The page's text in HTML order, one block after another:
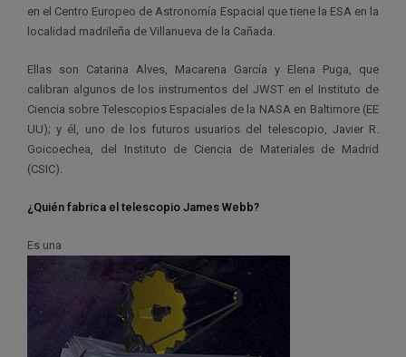
en el Centro Europeo de Astronomía Espacial que tiene la ESA en la
localidad madrileña de Villanueva de la Cañada.
Ellas son Catarina Alves, Macarena García y Elena Puga, que
calibran algunos de los instrumentos del JWST en el Instituto de
Ciencia sobre Telescopios Espaciales de la NASA en Baltimore (EE
UU); y él, uno de los futuros usuarios del telescopio, Javier R.
Goicoechea, del Instituto de Ciencia de Materiales de Madrid
(CSIC).
¿Quién fabrica el telescopio James Webb?
Es una